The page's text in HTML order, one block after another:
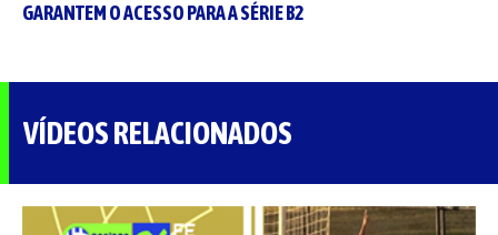
GARANTEM O ACESSO PARA A SÉRIE B2
VÍDEOS RELACIONADOS